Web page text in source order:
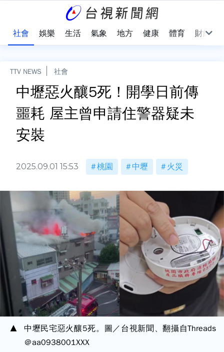
社會 娛樂 生活 氣象 地方 健康 體育 財經
TTV NEWS 社會
中壢惡火釀5死！開學日前傳
噩耗 屋主曾申請住警器疑未
安裝
2025.09.01 15:53 桃園 中壢 火災
中壢民宅惡火釀5死。圖／台視新聞、翻攝自Threads
＠aa0938001XXX